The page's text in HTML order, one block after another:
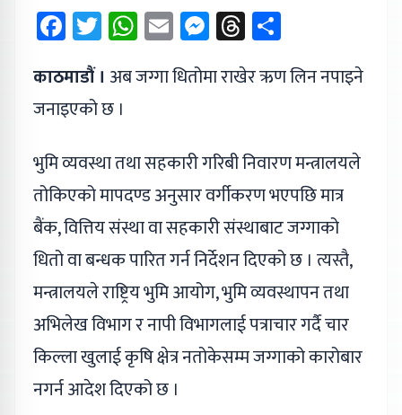
Facebook
Twitter
WhatsApp
EmailMessenger
Threads
काठमाडौं । अब जग्गा धितोमा राखेर ऋण लिन नपाइने
जनाइएको छ ।
भुमि व्यवस्था तथा सहकारी गरिबी निवारण मन्त्रालयले
तोकिएको मापदण्ड अनुसार वर्गीकरण भएपछि मात्र
बैंक, वित्तिय संस्था वा सहकारी संस्थाबाट जग्गाको
धितो वा बन्धक पारित गर्न निर्देशन दिएको छ । त्यस्तै,
मन्त्रालयले राष्ट्रिय भुमि आयोग, भुमि व्यवस्थापन तथा
अभिलेख विभाग र नापी विभागलाई पत्राचार गर्दै चार
किल्ला खुलाई कृषि क्षेत्र नतोकेसम्म जग्गाको कारोबार
नगर्न आदेश दिएको छ ।